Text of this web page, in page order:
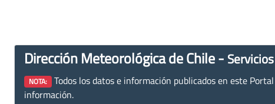
Dirección Meteorológica de Chile -
NOTA: Todos los datos e información publicados en este
información.